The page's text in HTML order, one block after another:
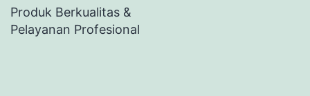
Produk Berkualitas &
Pelayanan Profesional